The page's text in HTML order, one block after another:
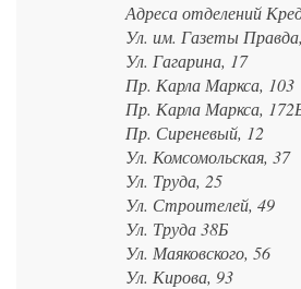
Адреса отделений
Ул. им. Газеты
Ул. Гагарина, 17
Пр. Карла Маркса, 103
Пр. Карла Маркса,
Пр. Сиреневый, 12
Ул. Комсомольская, 37
Ул. Труда, 25
Ул. Строителей, 49
Ул. Труда 38Б
Ул. Маяковского, 56
Ул. Кирова, 93